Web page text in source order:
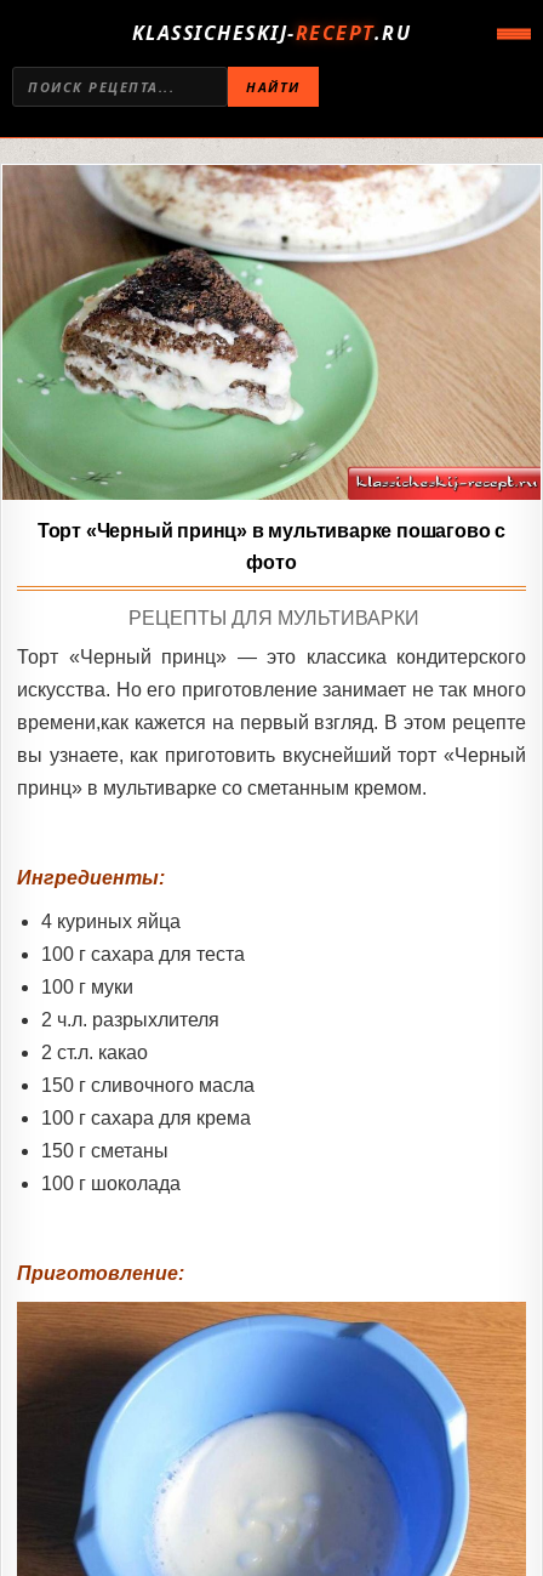
KLASSICHESKIJ-RECEPT.RU
НАЙТИ
Торт «Черный принц» в мультиварке пошагово с
фото
POSTED
РЕЦЕПТЫ ДЛЯ МУЛЬТИВАРКИ
Торт «Черный принц» — это классика кондитерского
искусства. Но его приготовление занимает не так много
времени,как кажется на первый взгляд. В этом рецепте
вы узнаете, как приготовить вкуснейший торт «Черный
принц» в мультиварке со сметанным кремом.
Ингредиенты:
4 куриных яйца
100 г сахара для теста
100 г муки
2 ч.л. разрыхлителя
2 ст.л. какао
150 г сливочного масла
100 г сахара для крема
150 г сметаны
100 г шоколада
Приготовление: